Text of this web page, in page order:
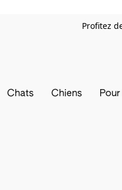
Profitez
Chats Chiens